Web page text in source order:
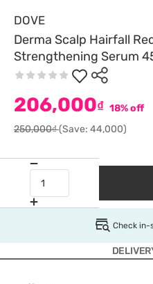
DOVE
Derma Scalp Hairfall
Strengthening Serum
206,000₫ 18% off
250,000₫(Save: 44,000)
Check